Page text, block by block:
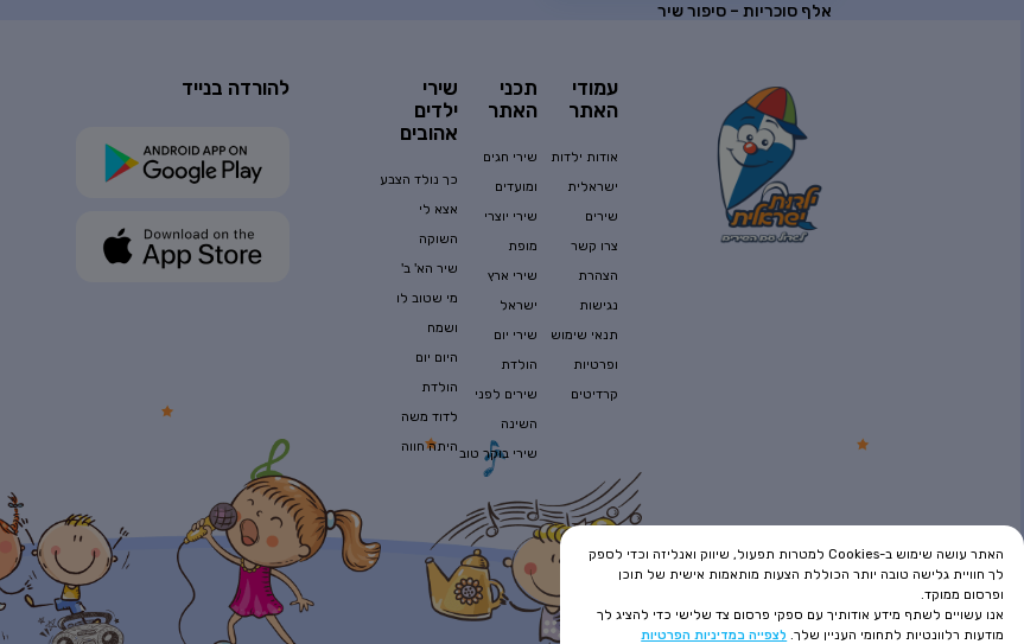
אלף סוכריות – סיפור שיר
עמודי
האתר
אודות ילדות
ישראלית
שירים
צרו קשר
הצהרת
נגישות
תנאי שימוש
ופרטיות
קרדיטים
תכני
האתר
שירי חגים
ומועדים
שירי יוצרי
מופת
שירי ארץ
ישראל
שירי יום
הולדת
שירים לפני
השינה
שירי בוקר טוב
שירי
ילדים
אהובים
כך נולד הצבע
אצא לי
השוקה
שיר הא' ב'
מי שטוב לו
ושמח
היום יום
הולדת
לדוד משה
היתה חווה
להורדה בנייד
האתר עושה שימוש ב-Cookies למטרות תפעול, שיווק ואנליזה וכדי לספק
לך חוויית גלישה טובה יותר הכוללת הצעות מותאמות אישית של תוכן
ופרסום ממוקד.
אנו עשויים לשתף מידע אודותיך עם ספקי פרסום צד שלישי כדי להציג לך
מודעות רלוונטיות לתחומי העניין שלך. לצפייה במדיניות הפרטיות